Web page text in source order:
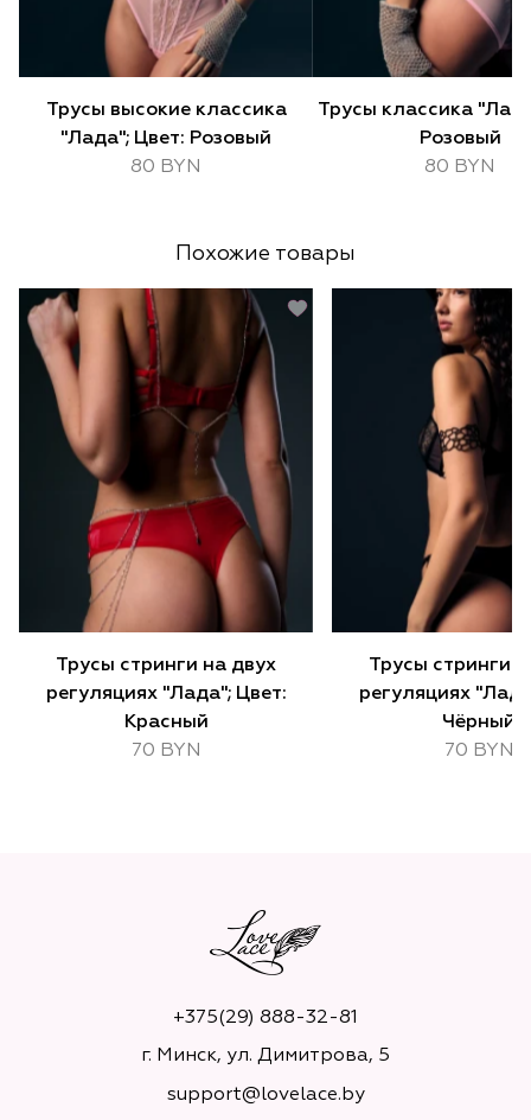
Трусы высокие классика
"Лада"; Цвет: Розовый
80 BYN
Трусы классика
Розовый
80 BYN
Похожие товары
Трусы стринги на двух
регуляциях "Лада"; Цвет:
Красный
70 BYN
Трусы стринги
регуляциях
Чёрный
70 BYN
+375(29) 888-32-81
г. Минск, ул. Димитрова, 5
support@lovelace.by